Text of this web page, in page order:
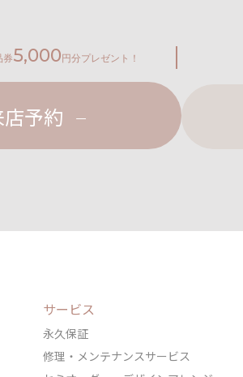
券5,000円分プレゼント！
予約
サービス
永久保証
修理・メンテナンスサービス